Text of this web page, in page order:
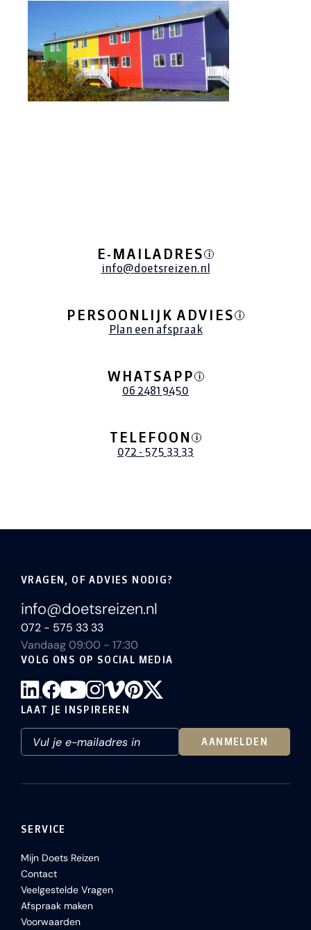
E-MAILADRES i
info@doetsreizen.nl
PERSOONLIJK ADVIES i
Plan een afspraak
WHATSAPP i
06 2481 9450
TELEFOON i
072 - 575 33 33
VRAGEN, OF ADVIES NODIG?
info@doetsreizen.nl
072 - 575 33 33
Vandaag 09:00 - 17:30
VOLG ONS OP SOCIAL MEDIA
LAAT JE INSPIREREN
AANMELDEN
SERVICE
Mijn Doets Reizen
Contact
Veelgestelde Vragen
Afspraak maken
Voorwaarden